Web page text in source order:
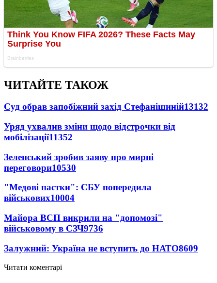
ЧИТАЙТЕ ТАКОЖ
Суд обрав запобіжний захід Стефанішиній13132
Уряд ухвалив зміни щодо відстрочки від
мобілізації11352
Зеленський зробив заяву про мирні
переговори10530
"Медові пастки": СБУ попередила
військових10004
Майора ВСП викрили на "допомозі"
військовому в СЗЧ9736
Залужний: Україна не вступить до НАТО8609
Читати коментарі